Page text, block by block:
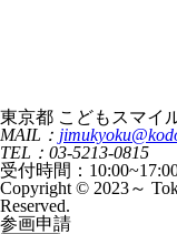
東京都 こどもスマイ
MAIL：
TEL：03-5213-0815
受付時間：
Copyright © 2023～
Reserved.
参画申請